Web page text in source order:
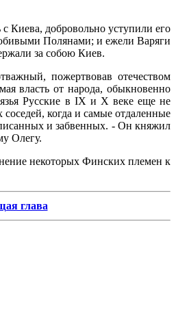
Киева, добровольно уступили его
Полянами; и ежели Варяги
за собою Киев.
пожертвовав отечеством
власть от народа, обыкновенно
Русские в IX и Х веке еще не
когда и самые отдаленные
и забвенных. - Он княжил
Олегу.
некоторых Финских племен к
глава